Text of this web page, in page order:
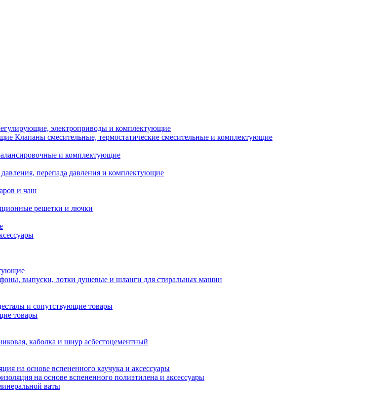
электроприводы и комплектующие
Клапаны смесительные, термостатические смесительные и комплектующие
и комплектующие
давления, перепада давления и комплектующие
и чаш
решетки и лючки
выпуски, лотки душевые и шланги для стиральных машин
и сопутствующие товары
товары
каболка и шнур асбестоцементный
на основе вспененного каучука и аксессуары
на основе вспененного полиэтилена и аксессуары
ваты